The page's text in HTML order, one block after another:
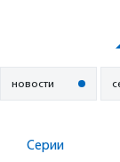
новости
Серии